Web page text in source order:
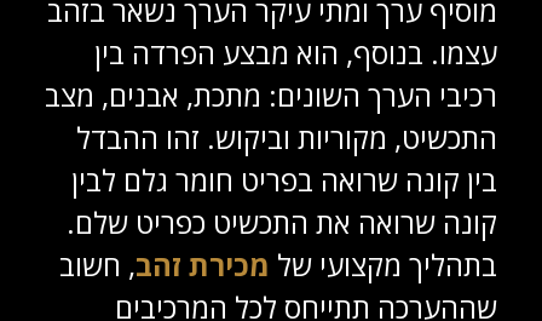
מוסיף ערך ומתי עיקר הערך נשאר בזהב
עצמו. בנוסף, הוא מבצע הפרדה בין
רכיבי הערך השונים: מתכת, אבנים, מצב
התכשיט, מקוריות וביקוש. זהו ההבדל
בין קונה שרואה בפריט חומר גלם לבין
קונה שרואה את התכשיט כפריט שלם.
בתהליך מקצועי של מכירת זהב, חשוב
שההערכה תתייחס לכל המרכיבים